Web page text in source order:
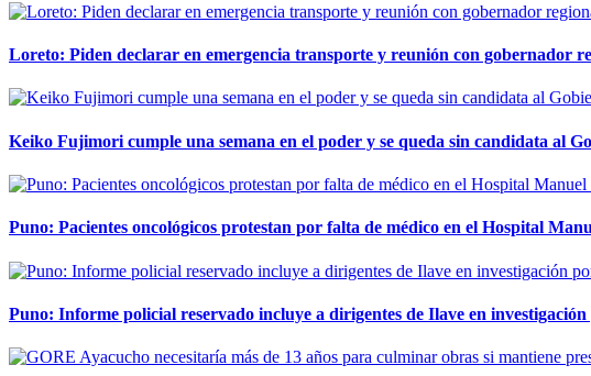
Loreto: Piden declarar en emergencia transporte y reunión con gobernador
Keiko Fujimori cumple una semana en el poder y se queda sin candidata al
Puno: Pacientes oncológicos protestan por falta de médico en el Hospital
Puno: Informe policial reservado incluye a dirigentes de Ilave en